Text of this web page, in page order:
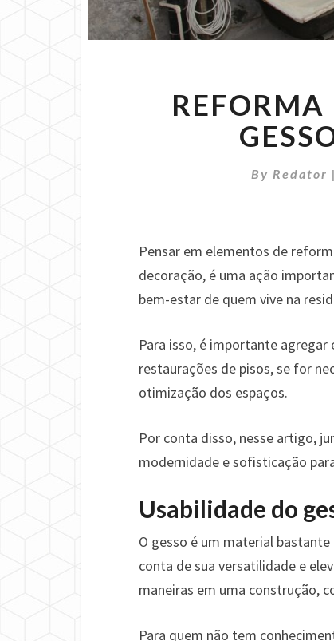
REFORMA
By Redator
Pensar em elementos de
decoração, é uma ação
bem-estar de quem vive na
Para isso, é importante
restaurações de pisos, se for
otimização dos espaços.
Por conta disso, nesse artigo,
modernidade e sofisticação
Usabilidade do
O gesso é um material
conta de sua versatilidade e
maneiras em uma construção,
Para quem não tem